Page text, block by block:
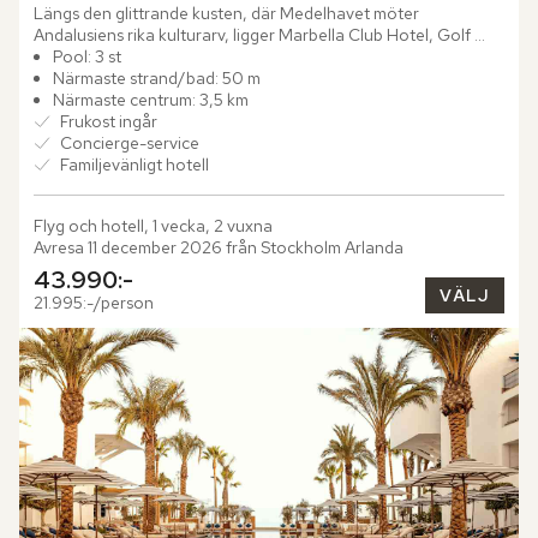
Längs den glittrande kusten, där Medelhavet möter
Andalusiens rika kulturarv, ligger Marbella Club Hotel, Golf
Resort and Spa. En gång i tiden var detta en enkel gård, där
solmogna...
Pool: 3 st
Närmaste strand/bad: 50 m
Närmaste centrum: 3,5 km
Frukost ingår
Concierge-service
Familjevänligt hotell
Flyg och hotell, 1 vecka, 2 vuxna
Avresa 11 december 2026 från Stockholm Arlanda
43.990:-
21.995:-/person VÄLJ